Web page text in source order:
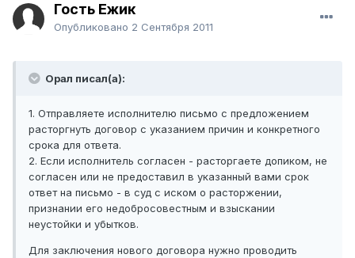
Гость Ежик
Опубликовано 2 Сентября 2011
Орал писал(а):
1. Отправляете исполнителю письмо с предложением
расторгнуть договор с указанием причин и конкретного
срока для ответа.
2. Если исполнитель согласен - расторгаете допиком, не
согласен или не предоставил в указанный вами срок
ответ на письмо - в суд с иском о расторжении,
признании его недобросовестным и взыскании
неустойки и убытков.
Для заключения нового договора нужно проводить